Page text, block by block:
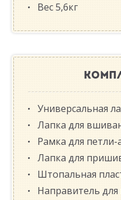
Вес 5,6кг
Универсальная
Лапка для
Рамка для
Лапка для
Штопальная
Направитель для